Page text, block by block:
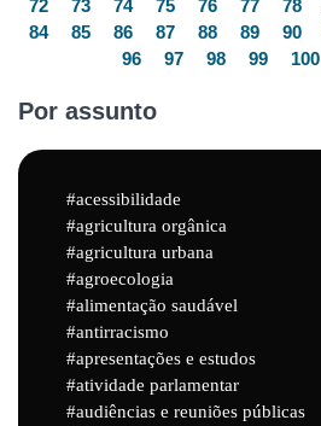
72
73 74 75 76 77 78
84
85 86 87 88 89 90
96
97 98 99 100
Por assunto
acessibilidade
agricultura orgânica
agricultura urbana
agroecologia
alimentação saudável
antirracismo
apresentações e estudos
atividade parlamentar
audiências e reuniões públicas